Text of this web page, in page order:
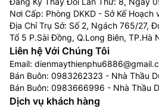
suất làm mát cao hơn và giảm
chất lạnh này cũng không tác
trạng nóng lên toàn cầu, do đó
trường hơn.
Nơi Cấp: Phòng DKKD - Sở Kế Hoạch
Địa Chỉ Trụ Sở: Số 2, Ngách 765/27,
Tổ 5 P.Sài Đồng, Q.Long Biên, TP.Hà
Liên hệ Với Chúng Tôi
Email:
Bán Buôn: 0983262323 - Nhà Thầu
Bán Buôn: 0983666996 - Nhà Thầu
Dịch vụ khách hàng